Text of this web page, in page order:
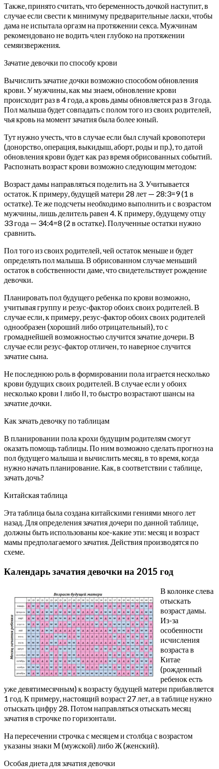
Также, принято считать, что беременность дочкой наступит, в
случае если свести к минимуму предварительные ласки, чтобы
дама не испытала оргазм на протяжении секса. Мужчинам
рекомендовано не водить член глубоко на протяжении
семяизвержения.
Зачатие девочки по способу крови
Вычислить зачатие дочки возможно способом обновления
крови. У мужчины, как мы знаем, обновление крови
происходит раз в 4 года, а кровь дамы обновляется раз в 3 года.
Пол малыша будет совпадать с полом того из своих родителей,
чья кровь на момент зачатия была более юный.
Тут нужно учесть, что в случае если был случай кровопотери
(донорство, операция, выкидыш, аборт, роды и пр.), то датой
обновления крови будет как раз время обрисованных событий.
Распознать возраст крови возможно следующим методом:
Возраст дамы направляться поделить на 3. Учитывается
остаток. К примеру, будущей матери 28 лет — 28:3=9 (1 в
остатке). Те же подсчеты необходимо выполнить и с возрастом
мужчины, лишь делитель равен 4. К примеру, будущему отцу
33 года — 34:4=8 (2 в остатке). Полученные остатки нужно
сравнить.
Пол того из своих родителей, чей остаток меньше и будет
определять пол малыша. В обрисованном случае меньший
остаток в собственности даме, что свидетельствует рождение
девочки.
Планировать пол будущего ребенка по крови возможно,
учитывая группу и резус-фактор обоих своих родителей. В
случае если, к примеру, резус-фактор обоих своих родителей
однообразен (хороший либо отрицательный), то с
громаднейшей возможностью случится зачатие дочери. В
случае если резус-фактор отличен, то наверное случится
зачатие сына.
Не последнюю роль в формировании пола играется несколько
крови будущих своих родителей. В случае если у обоих
несколько крови I либо II, то быстро возрастают шансы на
зачатие дочки.
Как зачать девочку по таблицам
В планировании пола крохи будущим родителям смогут
оказать помощь таблицы. По ним возможно сделать прогноз на
пол будущего малыша и вычислить месяц, в то время, когда
нужно начать планирование. Как, в соответствии с таблице,
зачать дочь?
Китайская таблица
Эта таблица была создана китайскими гениями много лет
назад. Для определения зачатия дочери по данной таблице,
должны быть использованы кое-какие эти: месяц и возраст
мамы предполагаемого зачатия. Действия производятся по
схеме.
Календарь зачатия девочки на 2015 год
В колонке слева
отыскать
возраст дамы.
Из-за
особенности
исчисления
возраста в
Китае
(рожденный
ребенок есть
уже девятимесячным) к возрасту будущей матери прибавляется
1 год. К примеру, настоящий возраст 27 лет, а в таблице нужно
отыскать цифру 28. Потом направляться отыскать месяц
зачатия в строчке по горизонтали.
На пересечении строчка с месяцем и столбца с возрастом
указаны знаки М (мужской) либо Ж (женский).
Особая диета для зачатия девочки